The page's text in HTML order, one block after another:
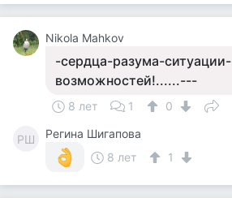
Nikola Mahkov
-сердца-разума-ситуации-
возможностей!......---
8 лет 1 0
РШ
Регина Шигапова
8 лет
1